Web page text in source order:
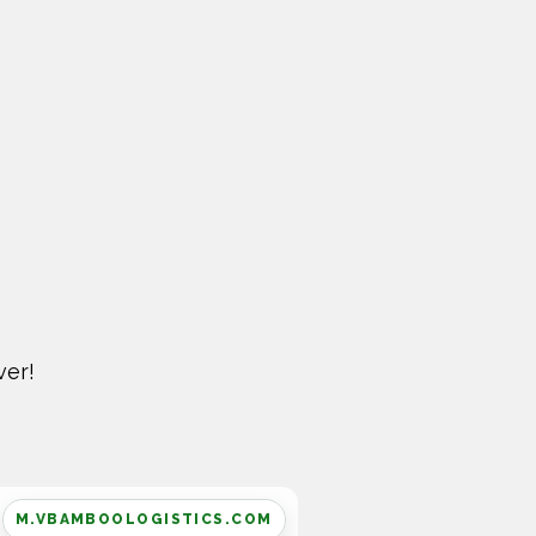
M.VBAMBOOLOGISTICS.COM